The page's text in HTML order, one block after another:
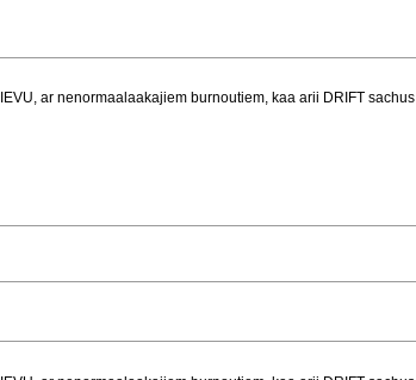
ar nenormaalaakajiem burnoutiem, kaa arii DRIFT sachus